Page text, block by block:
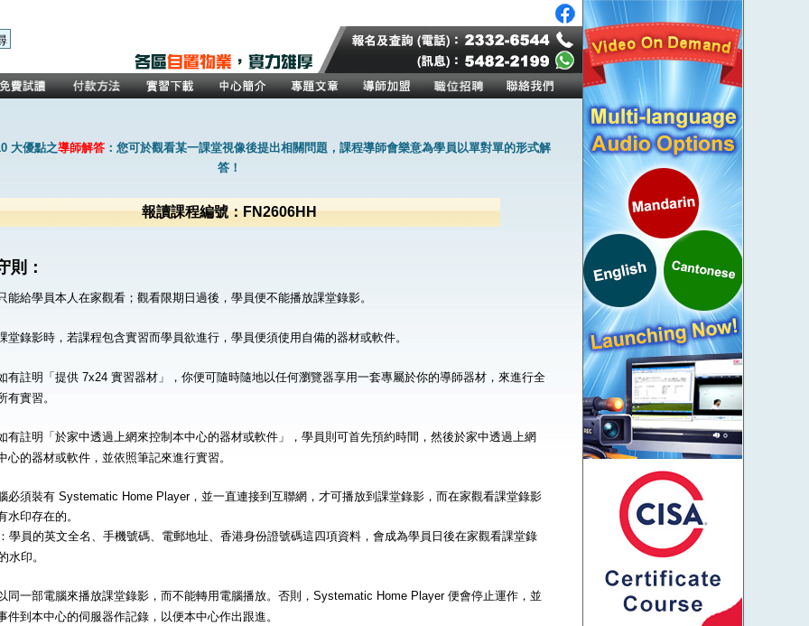
大優點之導師解答：您可於觀看某一課堂視像後提出相關問題，課程導師會樂意為學員以單對單的形式解
答！
報讀課程編號：FN2606HH
則：
能給學員本人在家觀看；觀看限期日過後，學員便不能播放課堂錄影。
堂錄影時，若課程包含實習而學員欲進行，學員便須使用自備的器材或軟件。
有註明「提供 7x24 實習器材」，你便可隨時隨地以任何瀏覽器享用一套專屬於你的導師器材，來進行全
有實習。
有註明「於家中透過上網來控制本中心的器材或軟件」，學員則可首先預約時間，然後於家中透過上網
心的器材或軟件，並依照筆記來進行實習。
必須裝有 Systematic Home Player，並一直連接到互聯網，才可播放到課堂錄影，而在家觀看課堂錄影
水印存在的。
學員的英文全名、手機號碼、電郵地址、香港身份證號碼這四項資料，會成為學員日後在家觀看課堂錄
水印。
同一部電腦來播放課堂錄影，而不能轉用電腦播放。否則，Systematic Home Player 便會停止運作，並
件到本中心的伺服器作記錄，以便本中心作出跟進。